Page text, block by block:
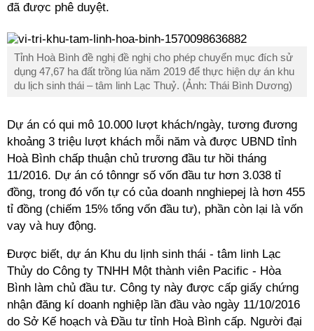
đã được phê duyệt.
Tỉnh Hoà Bình đề nghị đề nghị cho phép chuyển mục đích sử
dụng 47,67 ha đất trồng lúa năm 2019 để thực hiện dự án khu
du lịch sinh thái – tâm linh Lạc Thuỷ. (Ảnh: Thái Bình Dương)
Dự án có qui mô 10.000 lượt khách/ngày, tương đương
khoảng 3 triệu lượt khách mỗi năm và được UBND tỉnh
Hoà Bình chấp thuận chủ trương đầu tư hồi tháng
11/2016. Dự án có tônngr số vốn đầu tư hơn 3.038 tỉ
đồng, trong đó vốn tự có của doanh nnghiepej là hơn 455
tỉ đồng (chiếm 15% tổng vốn đầu tư), phần còn lại là vốn
vay và huy động.
Được biết, dự án Khu du lịnh sinh thái - tâm linh Lạc
Thủy do Công ty TNHH Một thành viên Pacific - Hòa
Bình làm chủ đầu tư. Công ty này được cấp giấy chứng
nhận đăng kí doanh nghiệp lần đầu vào ngày 11/10/2016
do Sở Kế hoạch và Đầu tư tỉnh Hoà Bình cấp. Người đại